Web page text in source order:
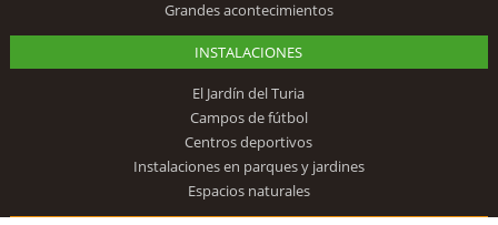
Grandes acontecimientos
INSTALACIONES
El Jardín del Turia
Campos de fútbol
Centros deportivos
Instalaciones en parques y jardines
Espacios naturales